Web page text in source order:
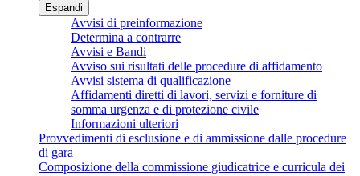
Espandi
Avvisi di preinformazione
Determina a contrarre
Avvisi e Bandi
Avviso sui risultati delle procedure di affidamento
Avvisi sistema di qualificazione
Affidamenti diretti di lavori, servizi e forniture di
somma urgenza e di protezione civile
Informazioni ulteriori
Provvedimenti di esclusione e di ammissione dalle procedure
di gara
Composizione della commissione giudicatrice e curricula dei